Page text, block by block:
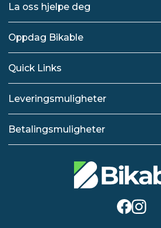
La oss hjelpe deg
Oppdag Bikable
Quick Links
Leveringsmuligheter
Betalingsmuligheter